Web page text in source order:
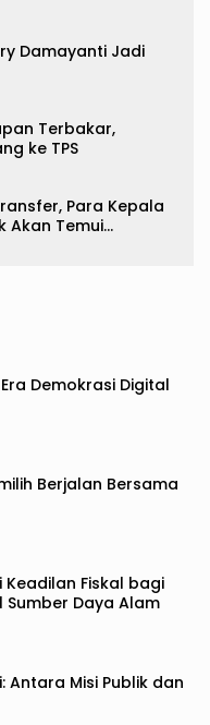
Damayanti Jadi
Terbakar,
ke TPS
Para Kepala
Akan Temui
Demokrasi Digital
Berjalan Bersama
Keadilan Fiskal bagi
Sumber Daya Alam
Antara Misi Publik dan